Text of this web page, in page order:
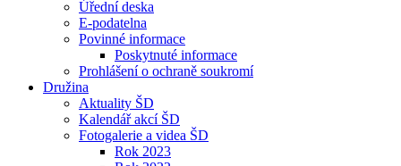
Úřední deska
E-podatelna
Povinné informace
Poskytnuté informace
Prohlášení o ochraně soukromí
Družina
Aktuality ŠD
Kalendář akcí ŠD
Fotogalerie a videa ŠD
Rok 2023